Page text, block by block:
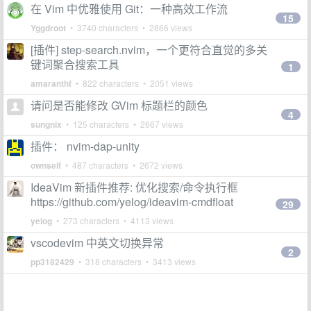
在 Vim 中优雅使用 Git：一种高效工作流
Yggdroot • 3740 characters • 2866 views
15
[插件] step-search.nvim，一个更符合直觉的多关
键词聚合搜索工具
amaranthf • 822 characters • 2051 views
1
请问是否能修改 GVim 标题栏的颜色
sungnix • 125 characters • 2667 views
4
插件： nvim-dap-unity
ownself • 487 characters • 2672 views
IdeaVim 新插件推荐: 优化搜索/命令执行框
https://github.com/yelog/ideavim-cmdfloat
yelog • 273 characters • 4113 views
29
vscodevim 中英文切换异常
pp3182429 • 318 characters • 3413 views
2